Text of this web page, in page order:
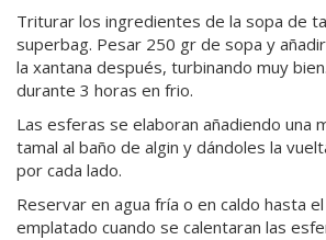
Triturar los ingredientes de la sopa de
superbag. Pesar 250 gr de sopa y
la xantana después, turbinando muy
durante 3 horas en frio.
Las esferas se elaboran añadiendo una
tamal al baño de algin y dándoles la
por cada lado.
Reservar en agua fría o en caldo hasta
emplatado cuando se calentaran las